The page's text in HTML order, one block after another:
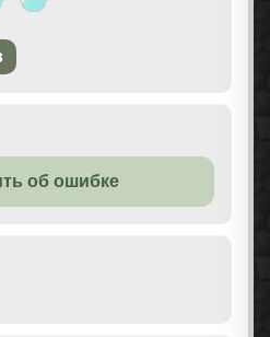
об ошибке